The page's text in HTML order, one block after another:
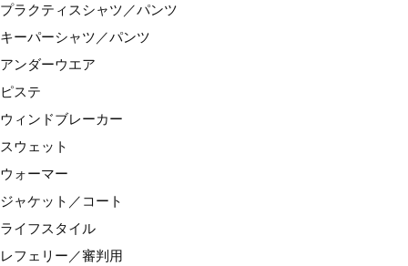
プラクティスシャツ／パンツ
キーパーシャツ／パンツ
アンダーウエア
ピステ
ウィンドブレーカー
スウェット
ウォーマー
ジャケット／コート
ライフスタイル
レフェリー／審判用
スポーツから探す バドミントン
閲覧履歴